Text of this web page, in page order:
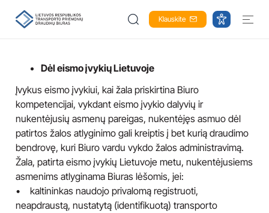
Klauskite
Dėl eismo įvykių Lietuvoje
Įvykus eismo įvykiui, kai žala priskirtina Biuro
kompetencijai, vykdant eismo įvykio dalyvių ir
nukentėjusių asmenų pareigas, nukentėjęs asmuo dėl
patirtos žalos atlyginimo gali kreiptis į bet kurią draudimo
bendrovę, kuri Biuro vardu vykdo žalos administravimą.
Žala, patirta eismo įvykių Lietuvoje metu, nukentėjusiems
asmenims atlyginama Biuras lėšomis, jei:
• kaltininkas naudojo privalomą registruoti,
neapdraustą, nustatytą (identifikuotą) transporto